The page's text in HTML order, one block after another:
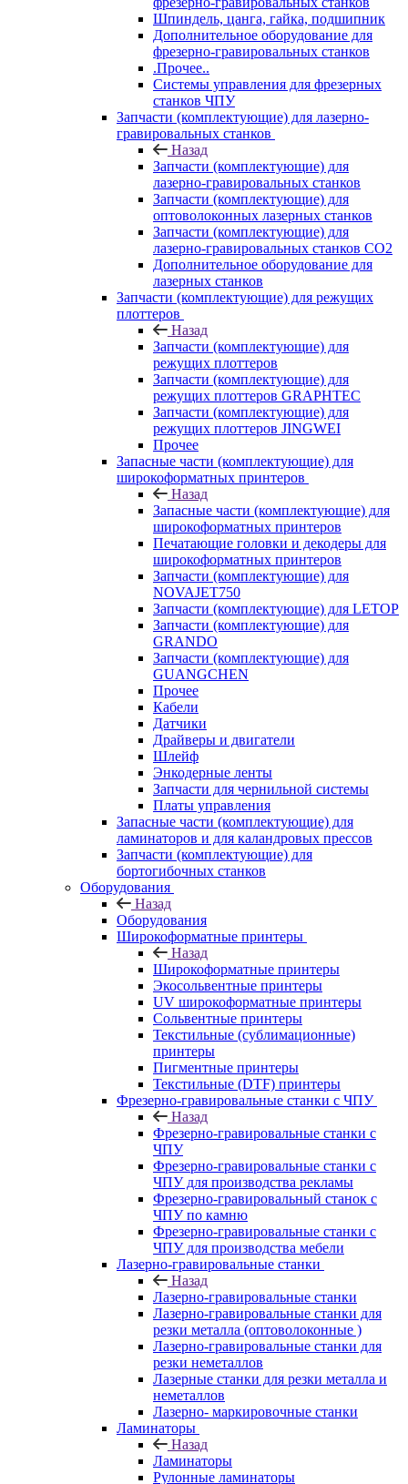
Шпиндель, цанга, гайка, подшипник
Дополнительное оборудование для
фрезерно-гравировальных станков
.Прочее..
Системы управления для фрезерных
станков ЧПУ
Запчасти (комплектующие) для лазерно-
гравировальных станков
Назад
Запчасти (комплектующие) для
лазерно-гравировальных станков
Запчасти (комплектующие) для
оптоволоконных лазерных станков
Запчасти (комплектующие) для
лазерно-гравировальных станков CO2
Дополнительное оборудование для
лазерных станков
Запчасти (комплектующие) для режущих
плоттеров
Назад
Запчасти (комплектующие) для
режущих плоттеров
Запчасти (комплектующие) для
режущих плоттеров GRAPHTEC
Запчасти (комплектующие) для
режущих плоттеров JINGWEI
Прочее
Запасные части (комплектующие) для
широкоформатных принтеров
Назад
Запасные части (комплектующие) для
широкоформатных принтеров
Печатающие головки и декодеры для
широкоформатных принтеров
Запчасти (комплектующие) для
NOVAJET750
Запчасти (комплектующие) для LETOP
Запчасти (комплектующие) для
GRANDO
Запчасти (комплектующие) для
GUANGCHEN
Прочее
Кабели
Датчики
Драйверы и двигатели
Шлейф
Энкодерные ленты
Запчасти для чернильной системы
Платы управления
Запасные части (комплектующие) для
ламинаторов и для каландровых прессов
Запчасти (комплектующие) для
бортогибочных станков
Оборудования
Назад
Оборудования
Широкоформатные принтеры
Назад
Широкоформатные принтеры
Экосольвентные принтеры
UV широкоформатные принтеры
Сольвентные принтеры
Текстильные (сублимационные)
принтеры
Пигментные принтеры
Текстильные (DTF) принтеры
Фрезерно-гравировальные станки с ЧПУ
Назад
Фрезерно-гравировальные станки с
ЧПУ
Фрезерно-гравировальные станки с
ЧПУ для производства рекламы
Фрезерно-гравировальный станок с
ЧПУ по камню
Фрезерно-гравировальные станки с
ЧПУ для производства мебели
Лазерно-гравировальные станки
Назад
Лазерно-гравировальные станки
Лазерно-гравировальные станки для
резки металла (оптоволоконные )
Лазерно-гравировальные станки для
резки неметаллов
Лазерные станки для резки металла и
неметаллов
Лазерно- маркировочные станки
Ламинаторы
Назад
Ламинаторы
Рулонные ламинаторы